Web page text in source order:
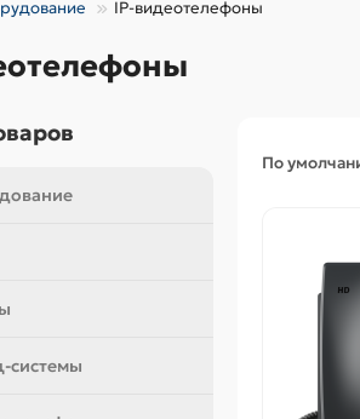
IP-видеотелефоны
системы
По